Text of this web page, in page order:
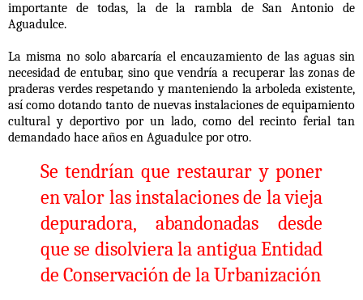
importante de todas, la de la rambla de San Antonio de
Aguadulce.
La misma no solo abarcaría el encauzamiento de las aguas sin
necesidad de entubar, sino que vendría a recuperar las zonas de
praderas verdes respetando y manteniendo la arboleda existente,
así como dotando tanto de nuevas instalaciones de equipamiento
cultural y deportivo por un lado, como del recinto ferial tan
demandado hace años en Aguadulce por otro.
Se tendrían que restaurar y poner
en valor las instalaciones de la vieja
depuradora, abandonadas desde
que se disolviera la antigua Entidad
de Conservación de la Urbanización